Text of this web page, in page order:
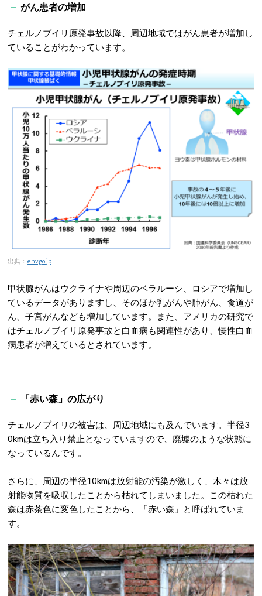
がん患者の増加
チェルノブイリ原発事故以降、周辺地域ではがん患者が増加し
ていることがわかっています。
出典： env.go.jp
甲状腺がんはウクライナや周辺のベラルーシ、ロシアで増加し
ているデータがありますし、そのほか乳がんや肺がん、食道が
ん、子宮がんなども増加しています。また、アメリカの研究で
はチェルノブイリ原発事故と白血病も関連性があり、慢性白血
病患者が増えているとされています。
「赤い森」の広がり
チェルノブイリの被害は、周辺地域にも及んでいます。半径3
0kmは立ち入り禁止となっていますので、廃墟のような状態に
なっているんです。
さらに、周辺の半径10kmは放射能の汚染が激しく、木々は放
射能物質を吸収したことから枯れてしまいました。この枯れた
森は赤茶色に変色したことから、「赤い森」と呼ばれていま
す。